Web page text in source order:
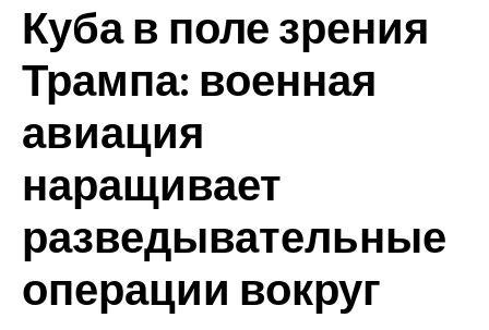
AGENDA
CRONACA
ITALIA
MONDO
POLITICA
ECONOMIA
SERVIZI ALLE IMPRESE
Куба в поле зрения
Трампа: военная
авиация
наращивает
разведывательные
операции вокруг